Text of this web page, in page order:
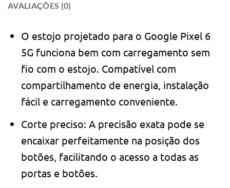
AVALIAÇÕES (0)
O estojo projetado para o Google Pixel 6
5G funciona bem com carregamento sem
fio com o estojo. Compatível com
compartilhamento de energia, instalação
fácil e carregamento conveniente.
Corte preciso: A precisão exata pode se
encaixar perfeitamente na posição dos
botões, facilitando o acesso a todas as
portas e botões.